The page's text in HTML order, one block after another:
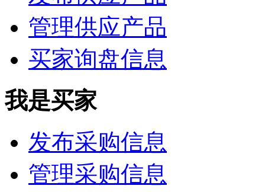
管理供应产品
买家询盘信息
我是买家
发布采购信息
管理采购信息